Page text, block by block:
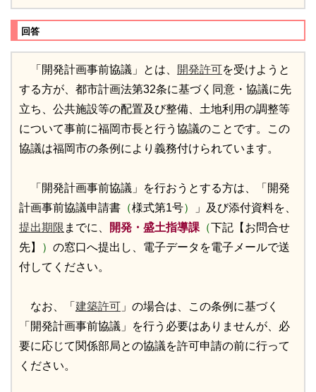
回答
「開発計画事前協議」とは、 開発許可を受けようと
する方が、都市計画法第32条に基づく同意・協議に先
立ち、公共施設等の配置及び整備、土地利用の調整等
について事前に福岡市長と行う協議のことです。この
協議は福岡市の条例により義務付けられています。
「開発計画事前協議」を行おうとする方は、「開発
計画事前協議申請書 （様式第1号）
」及び添付資料を、
提出期限 までに、 開発・盛土指導課 （下記【お問合せ
先】
） の窓口へ提出し、電子データを電子メールで送
付してください。
なお、「 建築許可 」の場合は、この条例に基づく
「開発計画事前協議」を行う必要はありませんが、必
要に応じて関係部局との協議を許可申請の前に行って
ください。